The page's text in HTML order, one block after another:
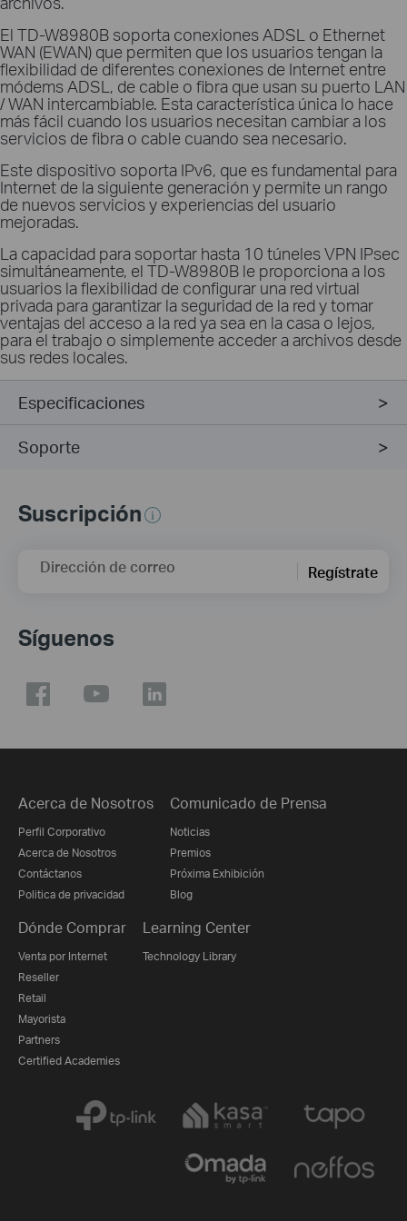
El TD-W8980B soporta conexiones ADSL o Ethernet
WAN (EWAN) que permiten que los usuarios tengan la
flexibilidad de diferentes conexiones de Internet entre
módems ADSL, de cable o fibra que usan su puerto LAN
/ WAN intercambiable. Esta característica única lo hace
más fácil cuando los usuarios necesitan cambiar a los
servicios de fibra o cable cuando sea necesario.
Este dispositivo soporta IPv6, que es fundamental para
Internet de la siguiente generación y permite un rango
de nuevos servicios y experiencias del usuario
mejoradas.
La capacidad para soportar hasta 10 túneles VPN IPsec
simultáneamente, el TD-W8980B le proporciona a los
usuarios la flexibilidad de configurar una red virtual
privada para garantizar la seguridad de la red y tomar
ventajas del acceso a la red ya sea en la casa o lejos,
para el trabajo o simplemente acceder a archivos desde
sus redes locales.
Especificaciones
Soporte
Suscripción
Dirección de correo Regístrate
Síguenos
Acerca de Nosotros
Perfil Corporativo
Acerca de Nosotros
Contáctanos
Politica de privacidad
Comunicado de Prensa
Noticias
Premios
Próxima Exhibición
Blog
Dónde Comprar
Venta por Internet
Reseller
Retail
Mayorista
Partners
Certified Academies
Learning Center
Technology Library